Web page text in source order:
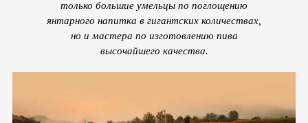
только большие умельцы по поглощению
янтарного напитка в гигантских количествах,
но и мастера по изготовлению пива
высочайшего качества.